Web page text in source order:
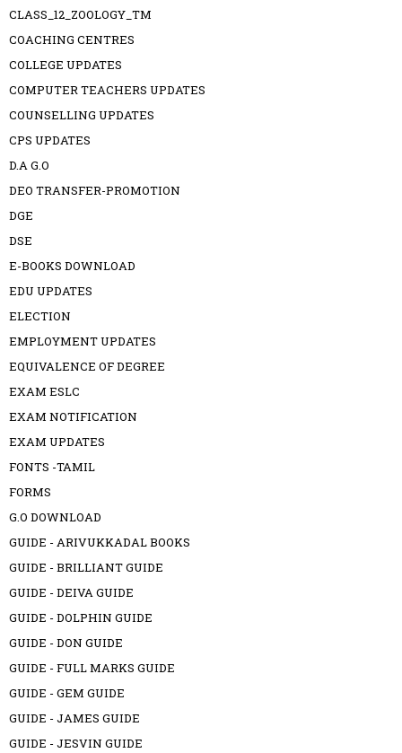
CLASS_12_ZOOLOGY_TM
COACHING CENTRES
COLLEGE UPDATES
COMPUTER TEACHERS UPDATES
COUNSELLING UPDATES
CPS UPDATES
D.A G.O
DEO TRANSFER-PROMOTION
DGE
DSE
E-BOOKS DOWNLOAD
EDU UPDATES
ELECTION
EMPLOYMENT UPDATES
EQUIVALENCE OF DEGREE
EXAM ESLC
EXAM NOTIFICATION
EXAM UPDATES
FONTS -TAMIL
FORMS
G.O DOWNLOAD
GUIDE - ARIVUKKADAL BOOKS
GUIDE - BRILLIANT GUIDE
GUIDE - DEIVA GUIDE
GUIDE - DOLPHIN GUIDE
GUIDE - DON GUIDE
GUIDE - FULL MARKS GUIDE
GUIDE - GEM GUIDE
GUIDE - JAMES GUIDE
GUIDE - JESVIN GUIDE